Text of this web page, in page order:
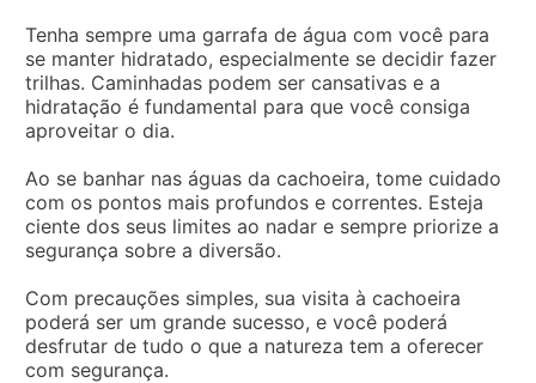
Tenha sempre uma garrafa de água com você para
se manter hidratado, especialmente se decidir fazer
trilhas. Caminhadas podem ser cansativas e a
hidratação é fundamental para que você consiga
aproveitar o dia.
Ao se banhar nas águas da cachoeira, tome cuidado
com os pontos mais profundos e correntes. Esteja
ciente dos seus limites ao nadar e sempre priorize a
segurança sobre a diversão.
Com precauções simples, sua visita à cachoeira
poderá ser um grande sucesso, e você poderá
desfrutar de tudo o que a natureza tem a oferecer
com segurança.